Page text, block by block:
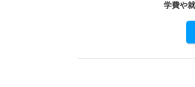
学費や